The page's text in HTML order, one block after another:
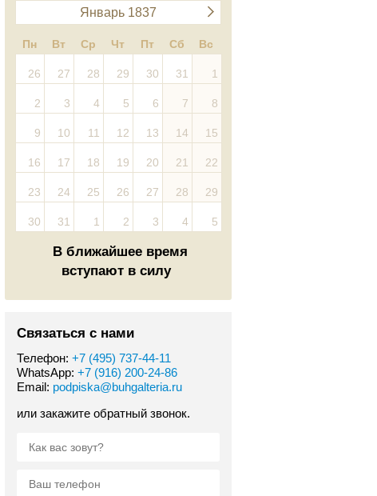
Январь 1837
Пн Вт Ср Чт Пт Сб Вс
26 27 28 29 30 31 1
2 3 4 5 6 7 8
9 10 11 12 13 14 15
16 17 18 19 20 21 22
23 24 25 26 27 28 29
30 31 1 2 3 4 5
В ближайшее время
вступают в силу
Связаться с нами
Телефон: +7 (495) 737-44-11
WhatsApp: +7 (916) 200-24-86
Email: podpiska@buhgalteria.ru
или закажите обратный звонок.